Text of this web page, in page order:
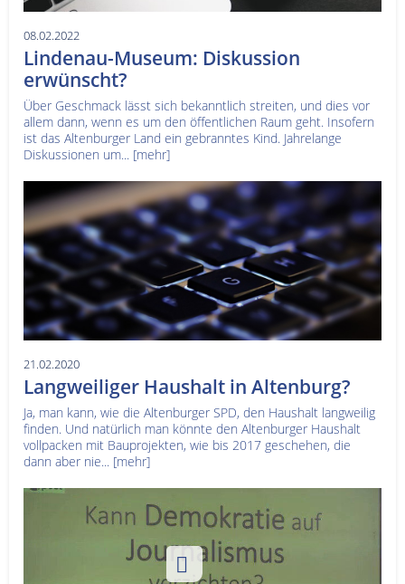
08.02.2022
Lindenau-Museum: Diskussion
erwünscht?
Über Geschmack lässt sich bekanntlich streiten, und dies vor
allem dann, wenn es um den öffentlichen Raum geht. Insofern
ist das Altenburger Land ein gebranntes Kind. Jahrelange
Diskussionen um... [mehr]
21.02.2020
Langweiliger Haushalt in Altenburg?
Ja, man kann, wie die Altenburger SPD, den Haushalt langweilig
finden. Und natürlich man könnte den Altenburger Haushalt
vollpacken mit Bauprojekten, wie bis 2017 geschehen, die
dann aber nie... [mehr]